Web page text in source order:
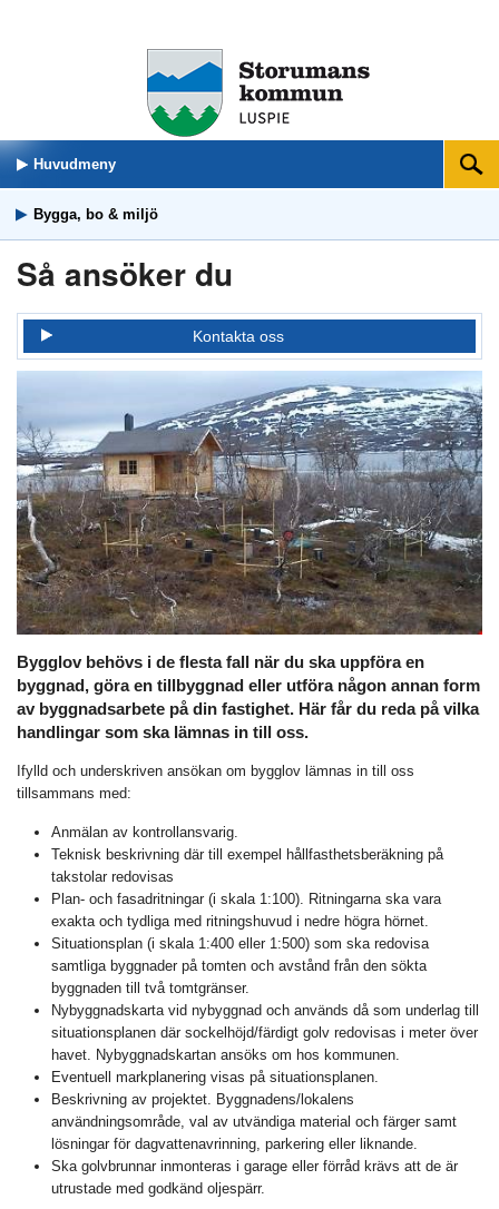
Huvudmeny Sök
Bygga, bo & miljö
Så ansöker du
Kontakta oss
Bygglov behövs i de flesta fall när du ska uppföra en
byggnad, göra en tillbyggnad eller utföra någon annan form
av byggnadsarbete på din fastighet. Här får du reda på vilka
handlingar som ska lämnas in till oss.
Ifylld och underskriven ansökan om bygglov lämnas in till oss
tillsammans med:
Anmälan av kontrollansvarig.
Teknisk beskrivning där till exempel hållfasthetsberäkning på
takstolar redovisas
Plan- och fasadritningar (i skala 1:100). Ritningarna ska vara
exakta och tydliga med ritningshuvud i nedre högra hörnet.
Situationsplan (i skala 1:400 eller 1:500) som ska redovisa
samtliga byggnader på tomten och avstånd från den sökta
byggnaden till två tomtgränser.
Nybyggnadskarta vid nybyggnad och används då som underlag till
situationsplanen där sockelhöjd/färdigt golv redovisas i meter över
havet. Nybyggnadskartan ansöks om hos kommunen.
Eventuell markplanering visas på situationsplanen.
Beskrivning av projektet. Byggnadens/lokalens
användningsområde, val av utvändiga material och färger samt
lösningar för dagvattenavrinning, parkering eller liknande.
Ska golvbrunnar inmonteras i garage eller förråd krävs att de är
utrustade med godkänd oljespärr.